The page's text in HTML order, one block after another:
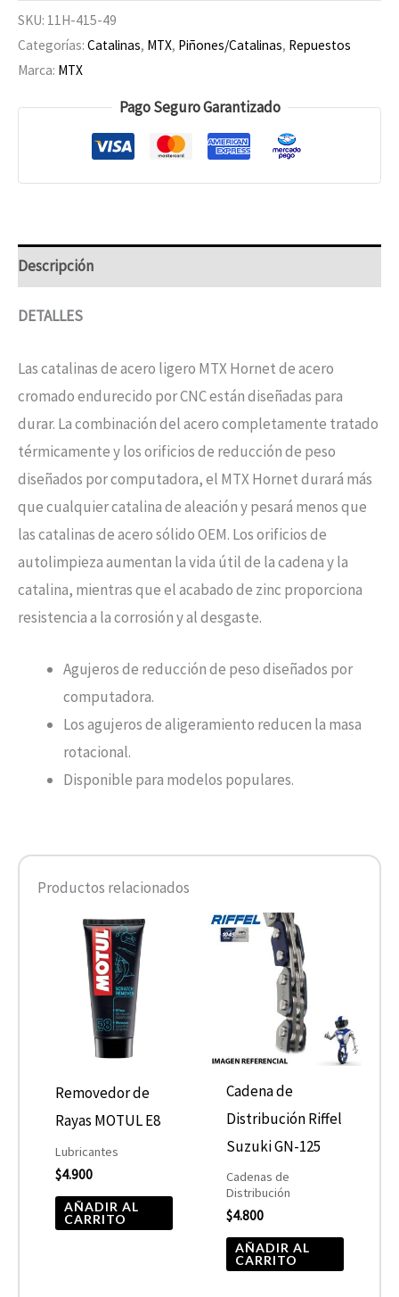
SKU: 11H-415-49
Categorías: Catalinas, MTX, Piñones/Catalinas, Repuestos
Marca: MTX
Pago Seguro Garantizado
Descripción
DETALLES
Las catalinas de acero ligero MTX Hornet de acero
cromado endurecido por CNC están diseñadas para
durar. La combinación del acero completamente tratado
térmicamente y los orificios de reducción de peso
diseñados por computadora, el MTX Hornet durará más
que cualquier catalina de aleación y pesará menos que
las catalinas de acero sólido OEM. Los orificios de
autolimpieza aumentan la vida útil de la cadena y la
catalina, mientras que el acabado de zinc proporciona
resistencia a la corrosión y al desgaste.
Agujeros de reducción de peso diseñados por
computadora.
Los agujeros de aligeramiento reducen la masa
rotacional.
Disponible para modelos populares.
Productos relacionados
Removedor de
Rayas MOTUL E8
Lubricantes
$4.900
AÑADIR AL
CARRITO
Cadena de
Distribución Riffel
Suzuki GN-125
Cadenas de
Distribución
$4.800
AÑADIR AL
CARRITO